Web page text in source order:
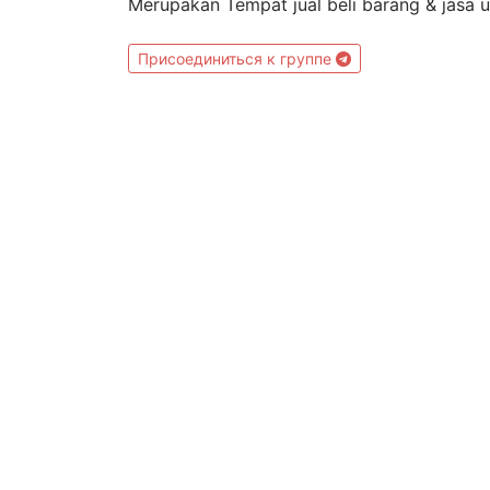
Merupakan Tempat jual beli barang & jasa
Присоединиться к группе